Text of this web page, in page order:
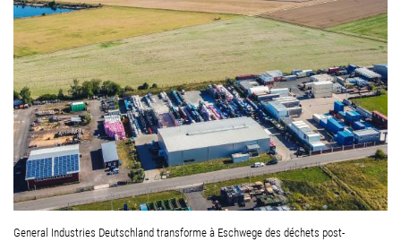
General Industries Deutschland transforme à Eschwege des déchets post-